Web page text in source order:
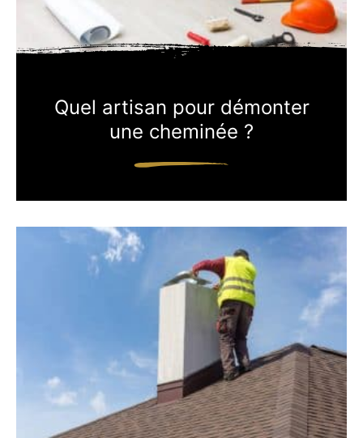
Quel artisan pour démonter
une cheminée ?